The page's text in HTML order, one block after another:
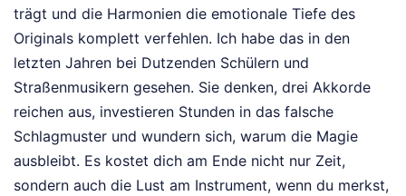
trägt und die Harmonien die emotionale Tiefe des
Originals komplett verfehlen. Ich habe das in den
letzten Jahren bei Dutzenden Schülern und
Straßenmusikern gesehen. Sie denken, drei Akkorde
reichen aus, investieren Stunden in das falsche
Schlagmuster und wundern sich, warum die Magie
ausbleibt. Es kostet dich am Ende nicht nur Zeit,
sondern auch die Lust am Instrument, wenn du merkst,